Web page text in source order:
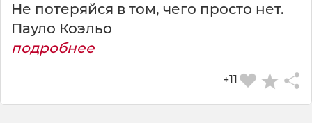
Не потеряйся в том, чего просто нет.
Пауло Коэльо
подробнее
+11